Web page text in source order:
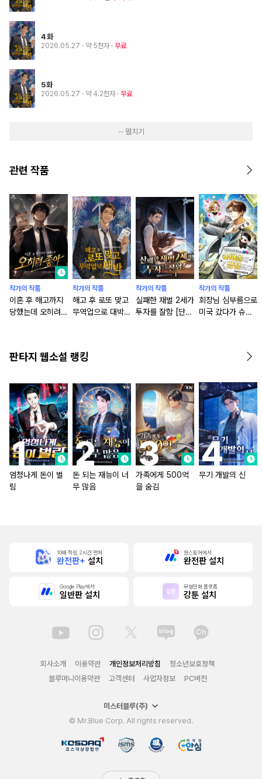
4화
2026.05.27 · 약 5천자 무료
5화
2026.05.27 · 약 4.2천자 무료
··· 펼치기
관련 작품
작가의 작품
이혼 후 해고까지
당했는데 오히려
작가의 작품
해고 후 로또 맞고
무역업으로 대박!
작가의 작품
실패한 재벌 2세가
투자를 잘함 [단행
작가의 작품
회장님 심부름으로
미국 갔다가 슈퍼
판타지 웹소설 랭킹
엄청나게 돈이 벌
림
돈 되는 재능이 너
무 많음
가족에게 500억
을 숨김
무기 개발의 신
10배 적립, 2시간 먼저
완전판+ 설치
원스토어에서
완전판 설치
Google Play에서
일반판 설치
무협만화 플랫폼
강툰 설치
회사소개 이용약관 개인정보처리방침
청소년보호정책
블루머니이용약관
고객센터 사업자정보 PC버전
미스터블루(주)
© Mr.Blue Corp. All rights reserved.